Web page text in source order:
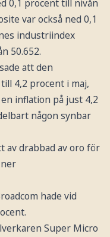
0,1 procent till nivån
var också ned 0,1
industriindex
50.652.
att den
4,2 procent i maj,
inflation på just 4,2
någon synbar
drabbad av oro för
hade vid
Super Micro